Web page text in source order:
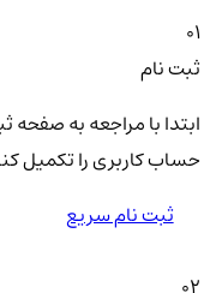
01
ثبت نام
ابتدا با مراجعه به صفحه
حساب کاربری را تکمیل
ثبت نام سریع